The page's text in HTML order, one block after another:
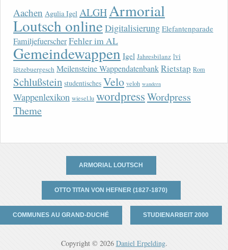
Aachen Agulia Igel ALGHArmorial
Loutsch onlineDigitalisierung Elefantenparade
FamiljefuerscherFehler im AL
Gemeindewappen Igel Jahresbilanz lvi
lëtzebuergesch Meilensteine WappendatenbankRietstap Rom
Schlußstein studentisches Velo veloh wandern
Wappenlexikon wiesel.lu wordpressWordpress
Theme
ARMORIAL LOUTSCH
OTTO TITAN VON HEFNER (1827-1870)
COMMUNES AU GRAND-DUCHÉ STUDIENARBEIT 2000
Copyright © 2026 Daniel Erpelding.